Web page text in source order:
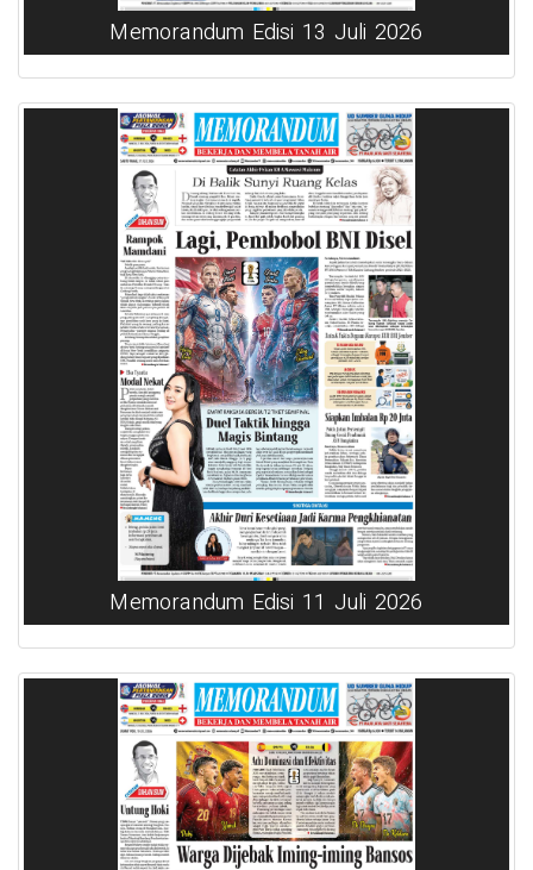
Memorandum Edisi 13 Juli 2026
Memorandum Edisi 11 Juli 2026